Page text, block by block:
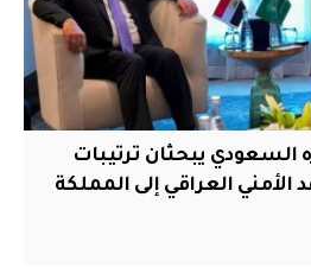
السعودي يبحثان ترتيبات
الأمني العراقي إلى المملكة